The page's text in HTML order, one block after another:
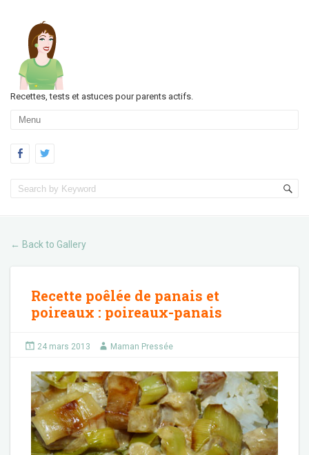
Recettes, tests et astuces pour parents actifs.
← Back to Gallery
Recette poêlée de panais et
poireaux : poireaux-panais
24 mars 2013 Maman Pressée